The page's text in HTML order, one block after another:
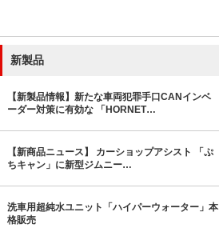
新製品
【新製品情報】新たな車両犯罪手口CANインベ
ーダー対策に有効な 「HORNET…
【新商品ニュース】 カーショップアシスト 「ぷ
ちキャン」に新型ジムニー…
洗車用超純水ユニット「ハイパーウォーター」本
格販売